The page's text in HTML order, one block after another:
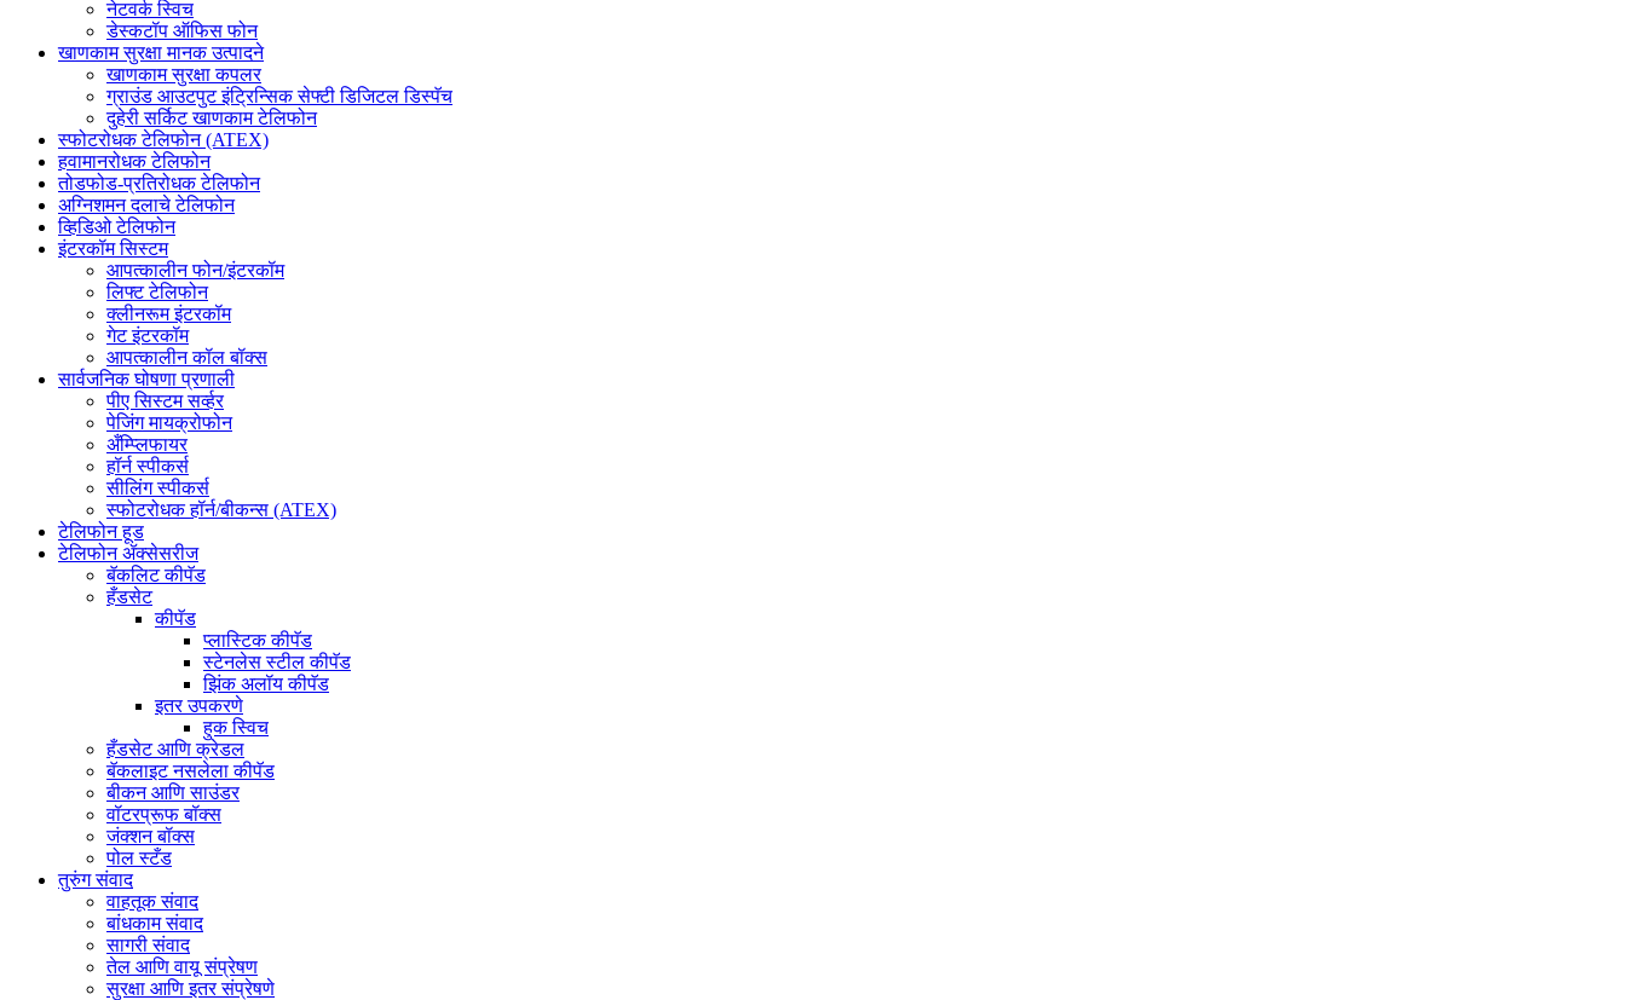
नेटवर्क स्विच
डेस्कटॉप ऑफिस फोन
खाणकाम सुरक्षा मानक उत्पादने
खाणकाम सुरक्षा कपलर
ग्राउंड आउटपुट इंट्रिन्सिक सेफ्टी डिजिटल डिस्पॅच
दुहेरी सर्किट खाणकाम टेलिफोन
स्फोटरोधक टेलिफोन (ATEX)
हवामानरोधक टेलिफोन
तोडफोड-प्रतिरोधक टेलिफोन
अग्निशमन दलाचे टेलिफोन
व्हिडिओ टेलिफोन
इंटरकॉम सिस्टम
आपत्कालीन फोन/इंटरकॉम
लिफ्ट टेलिफोन
क्लीनरूम इंटरकॉम
गेट इंटरकॉम
आपत्कालीन कॉल बॉक्स
सार्वजनिक घोषणा प्रणाली
पीए सिस्टम सर्व्हर
पेजिंग मायक्रोफोन
अँम्प्लिफायर
हॉर्न स्पीकर्स
सीलिंग स्पीकर्स
स्फोटरोधक हॉर्न/बीकन्स (ATEX)
टेलिफोन हूड
टेलिफोन ॲक्सेसरीज
बॅकलिट कीपॅड
हँडसेट
कीपॅड
प्लास्टिक कीपॅड
स्टेनलेस स्टील कीपॅड
झिंक अलॉय कीपॅड
इतर उपकरणे
हुक स्विच
हँडसेट आणि क्रेडल
बॅकलाइट नसलेला कीपॅड
बीकन आणि साउंडर
वॉटरप्रूफ बॉक्स
जंक्शन बॉक्स
पोल स्टँड
तुरुंग संवाद
वाहतूक संवाद
बांधकाम संवाद
सागरी संवाद
तेल आणि वायू संप्रेषण
सुरक्षा आणि इतर संप्रेषणे